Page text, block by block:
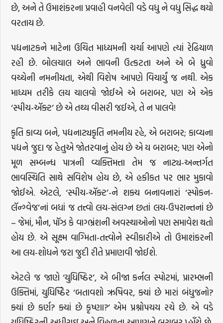
છે, અને તે ઉમાશંકરના પ્રવાહી વનવેલી વડે વધુ ને વધુ સિદ્ધ થયો
વરતાય છે.
પદ્યનાટકને માટેના ઉચિત માધ્યમની ચર્ચા આપણે ત્યાં રેઢિયાળ
રહી છે. બોલચાલ અને ભાવની ઉત્કટતા અને એ બે ધ્રુવો
વચ્ચેની નમનીયતા, એથી વિશેષ આપણે વિચાર્યું જ નથી. એક
માધ્યમ તરીકે લય ચાલવો જોઈએ એ બરાબર, પણ એ એક
‘સ્પીચ-ઍક્ટ’ છે એ તથ્ય વીસરી જઈએ, તે ન પાલવે!
કૃતિ કાવ્ય બને, પદ્યનાટ્યકૃતિ નમનીય રહે, એ બરાબર; કાવ્યના
પદ્યને જુદા જ હેતુએ જોતરવાનું હોય છે એ ય બરાબર; પણ એનો
મૂળ સમ્બન્ધ પાત્રની વ્યક્તિમત્તા તેમ જ નાટ્ય-અન્તર્ગત
ભાવસ્થિતિ સાથે સવિશેષ હોય છે, એ હકીકત પર ભાર મુકાવો
જોઈએ. એટલે, ‘સ્પીચ-ઍક્ટ’-ને શક્ય બનાવનારાં ‘સ્પોકન-
લૅન્ગ્વેજ’નાં બધાં જ તત્ત્વો લય-સંલગ્ન છતાં લય-ઉપરાન્તનાં છે
– જેમાં, મૌન, પૉઝ કે વાગ્ભ્રંશની અવસ્થાઓનો પણ સમાવેશ થતો
હોય છે. એ સૂક્ષ્મ વાગ્મિતા-તત્ત્વોને સ્વીકારીએ તો ઉમાશંકરની
આ લય-શોધને જરા જુદી રીતે પ્રમાણવી જોઈશે.
એટલે જ જાણે ‘યુધિષ્ઠિર’, એ બીજા કર્નલ સ્પોટમાં, પ્રારમ્ભની
ઉક્તિમાં, યુધિષ્ઠિેર ‘બતાવશો ઋષિવર, ક્યાં છે મારાં બંધુજનો?
ક્યાં છે કર્ણ? ક્યાં છે કૃષ્ણા?’ એમ પ્રશ્નોપચય રચે છે. એ વડે